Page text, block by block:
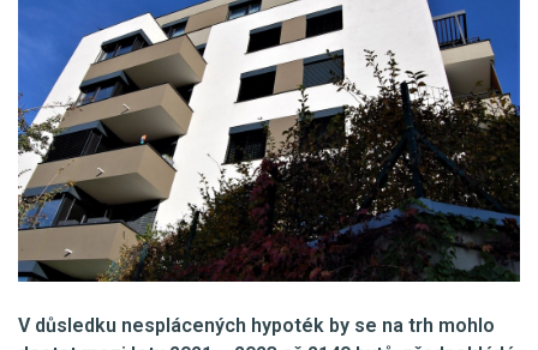
V důsledku nesplácených hypoték by se na trh mohlo